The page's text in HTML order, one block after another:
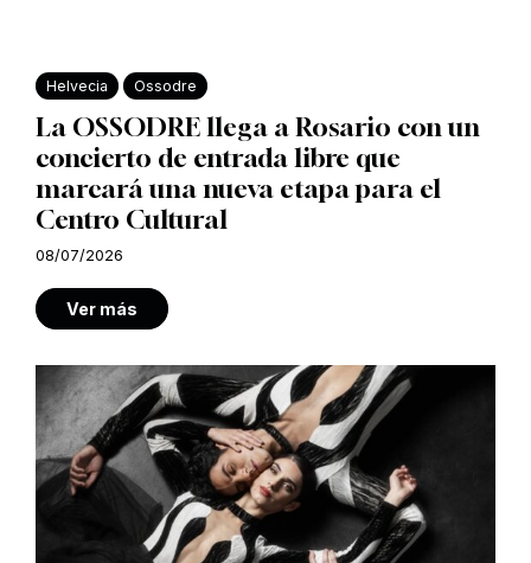
Helvecia Ossodre
La OSSODRE llega a Rosario con un
concierto de entrada libre que
marcará una nueva etapa para el
Centro Cultural
08/07/2026
Ver más